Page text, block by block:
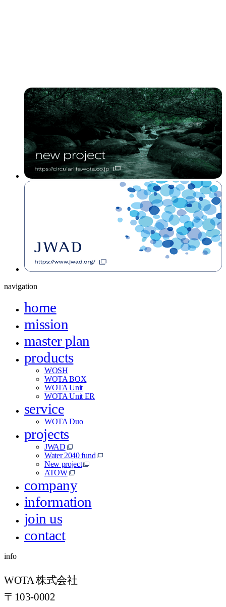
navigation
home
mission
master plan
products
WOSH
WOTA BOX
WOTA Unit
WOTA Unit ER
service
WOTA Duo
projects
JWAD
Water 2040 fund
New project
ATOW
company
information
join us
contact
info
WOTA 株式会社
〒103-0002